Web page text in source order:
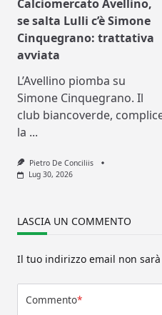
Calciomercato Avellino,
se salta Lulli c’è Simone
Cinquegrano: trattativa
avviata
L’Avellino piomba su
Simone Cinquegrano. Il
club biancoverde,
la ...
Pietro De Conciliis
Lug 30, 2026
LASCIA UN COMMENTO
Il tuo indirizzo email non
Commento*